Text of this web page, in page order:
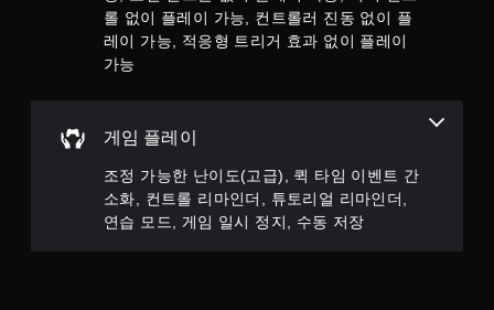
롤 없이 플레이 가능, 컨트롤러 진동 없이 플
레이 가능, 적응형 트리거 효과 없이 플레이
가능
다
.
응
형
트
리
거
효
게임 플레이
조정 가능한 난이도(고급), 퀵 타임 이벤트 간
소화, 컨트롤 리마인더, 튜토리얼 리마인더,
연습 모드, 게임 일시 정지, 수동 저장
한
부
분
부
어
서
게
임
을
진
행